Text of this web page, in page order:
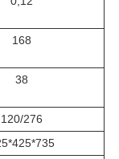
168
38
120/276